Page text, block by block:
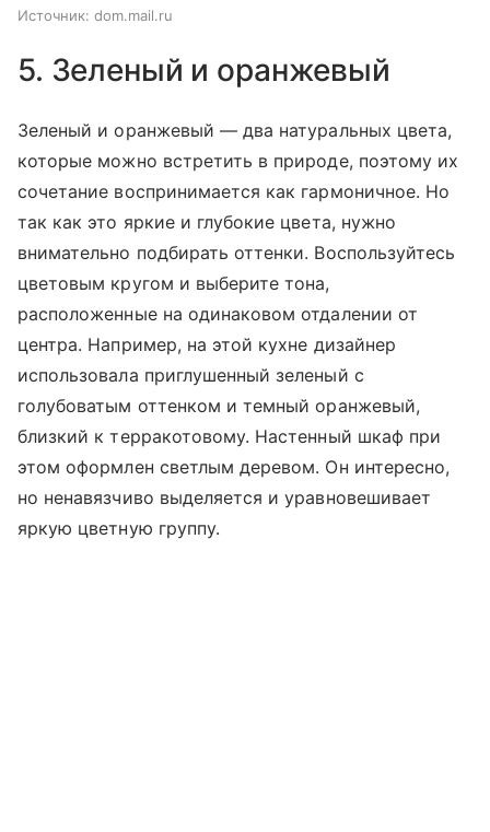
Источник: dom.mail.ru
5. Зеленый и оранжевый
Зеленый и оранжевый — два натуральных цвета,
которые можно встретить в природе, поэтому их
сочетание воспринимается как гармоничное. Но
так как это яркие и глубокие цвета, нужно
внимательно подбирать оттенки. Воспользуйтесь
цветовым кругом и выберите тона,
расположенные на одинаковом отдалении от
центра. Например, на этой кухне дизайнер
использовала приглушенный зеленый с
голубоватым оттенком и темный оранжевый,
близкий к терракотовому. Настенный шкаф при
этом оформлен светлым деревом. Он интересно,
но ненавязчиво выделяется и уравновешивает
яркую цветную группу.